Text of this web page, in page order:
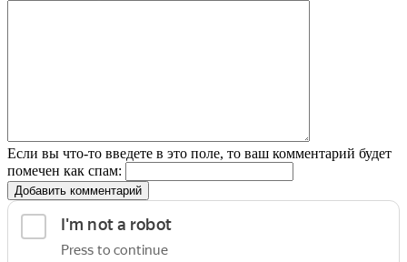
Если вы что-то введете в это поле, то ваш комментарий будет
помечен как спам:
Добавить комментарий